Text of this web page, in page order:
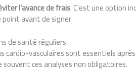
l’avance de frais. C’est une option
avant de signer.
de santé réguliers
cardio-vasculaires sont essentiels après
ces analyses non obligatoires.